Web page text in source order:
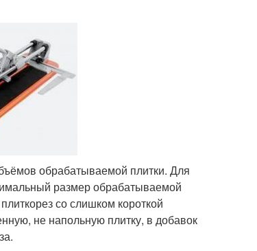
обрабатываемой плитки. Для
размер обрабатываемой
со слишком короткой
не напольную плитку, в добавок